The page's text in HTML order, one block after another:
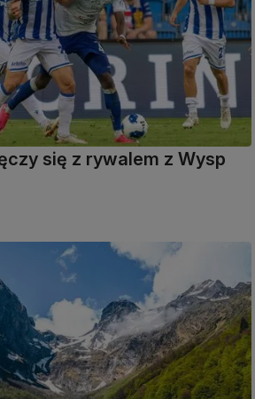
się z rywalem z Wysp